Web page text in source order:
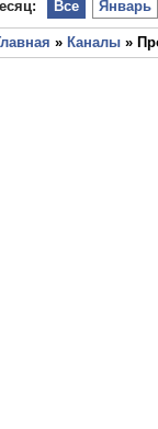
Январь
Все
» Каналы »